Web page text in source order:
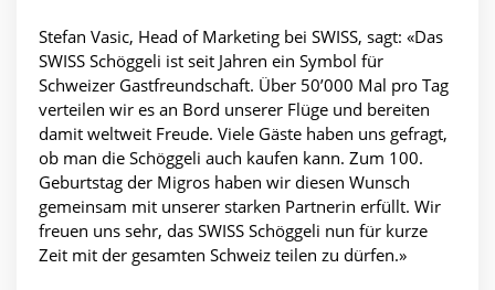
Stefan Vasic, Head of Marketing bei SWISS, sagt: «Das
SWISS Schöggeli ist seit Jahren ein Symbol für
Schweizer Gastfreundschaft. Über 50’000 Mal pro Tag
verteilen wir es an Bord unserer Flüge und bereiten
damit weltweit Freude. Viele Gäste haben uns gefragt,
ob man die Schöggeli auch kaufen kann. Zum 100.
Geburtstag der Migros haben wir diesen Wunsch
gemeinsam mit unserer starken Partnerin erfüllt. Wir
freuen uns sehr, das SWISS Schöggeli nun für kurze
Zeit mit der gesamten Schweiz teilen zu dürfen.»